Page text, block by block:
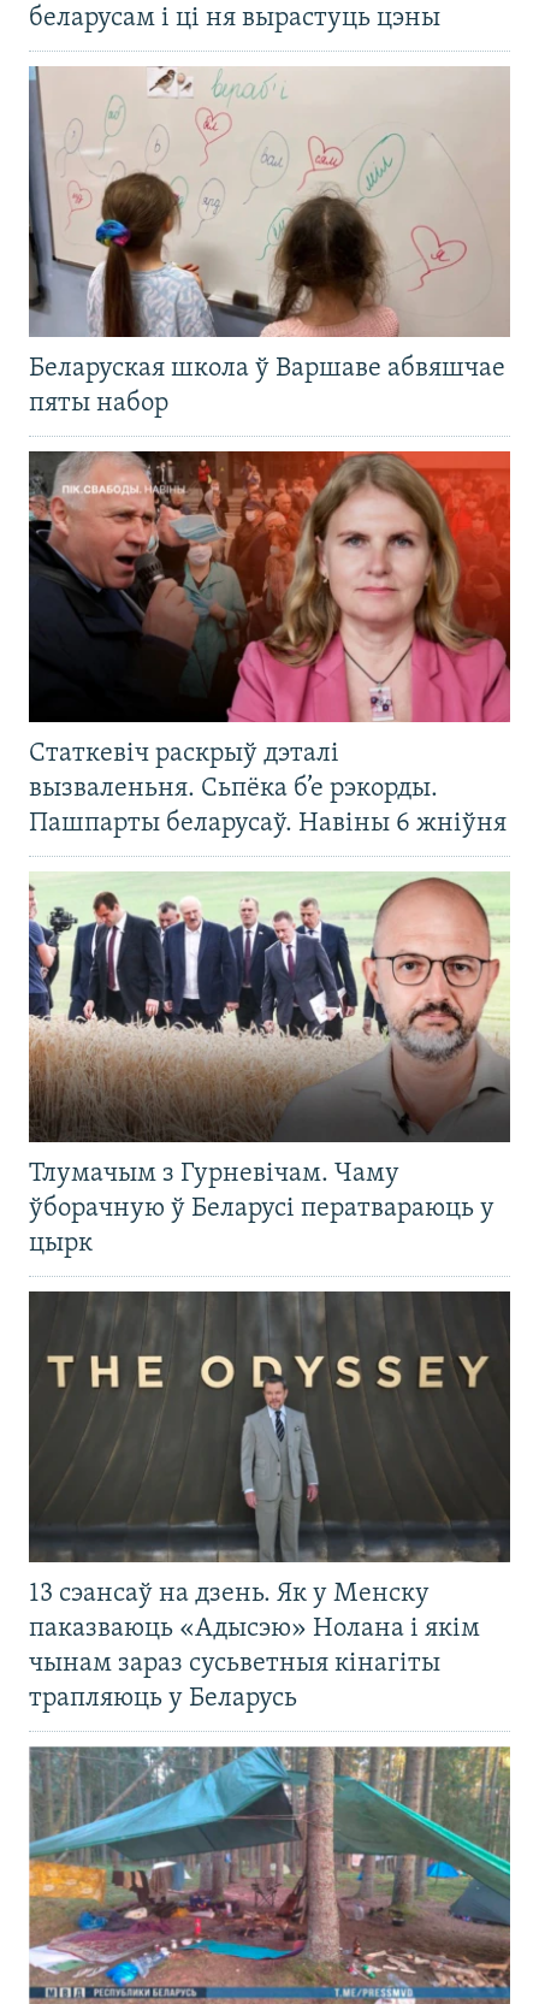
беларусам і ці ня вырастуць цэны
Беларуская школа ў Варшаве абвяшчае
пяты набор
Статкевіч раскрыў дэталі
вызваленьня. Сьпёка б’е рэкорды.
Пашпарты беларусаў. Навіны 6 жніўня
Тлумачым з Гурневічам. Чаму
ўборачную ў Беларусі ператвараюць у
цырк
13 сэансаў на дзень. Як у Менску
паказваюць «Адысэю» Нолана і якім
чынам зараз сусьветныя кінагіты
трапляюць у Беларусь